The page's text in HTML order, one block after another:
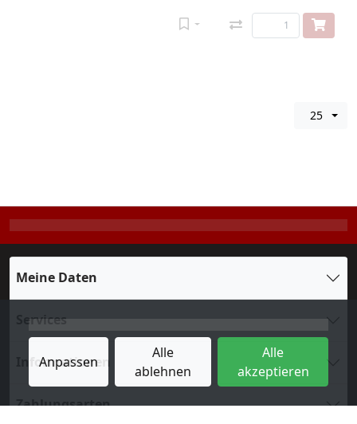
25
Meine Daten
Services
Informationen
Zahlungsarten
Anpassen
Alle
ablehnen
Alle
akzeptieren